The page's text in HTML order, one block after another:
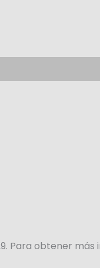
Para obtener